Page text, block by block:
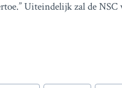
Uiteindelijk zal de